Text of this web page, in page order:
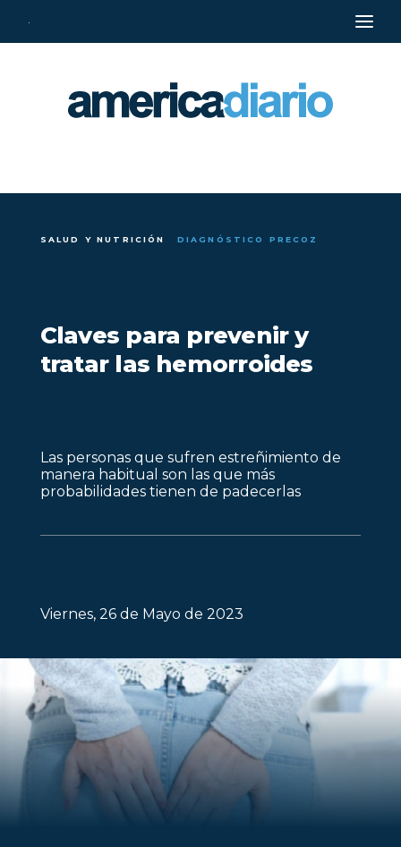
·
SALUD Y NUTRICIÓN DIAGNÓSTICO PRECOZ
Claves para prevenir y
tratar las hemorroides
Las personas que sufren estreñimiento de
manera habitual son las que más
probabilidades tienen de padecerlas
Viernes, 26 de Mayo de 2023